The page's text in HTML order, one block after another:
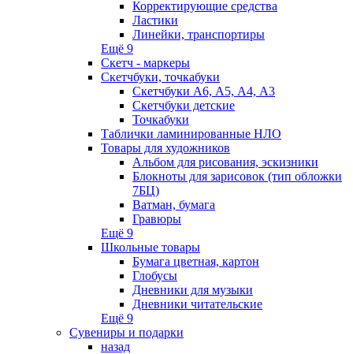
Корректирующие средства
Ластики
Линейки, транспортиры
Ещё 9
Скетч - маркеры
Скетчбуки, точкабуки
Скетчбуки А6, А5, А4, А3
Скетчбуки детские
Точкабуки
Таблички ламинированные НЛО
Товары для художников
Альбом для рисования, эскизники
Блокноты для зарисовок (тип обложки
7БЦ)
Ватман, бумага
Гравюры
Ещё 9
Школьные товары
Бумага цветная, картон
Глобусы
Дневники для музыки
Дневники читательские
Ещё 9
Сувениры и подарки
назад